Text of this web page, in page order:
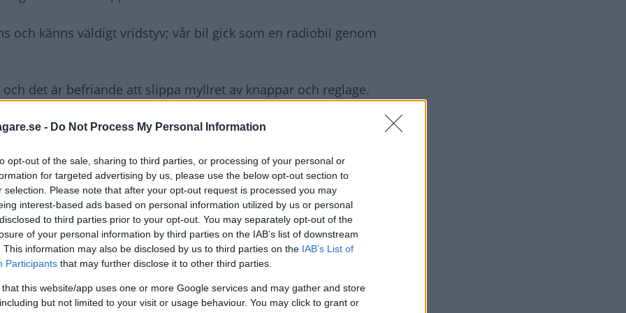
- Do Not Process My Personal Information
opt-out of the sale, sharing to third parties, or processing of your personal or
for targeted advertising by us, please use the below opt-out section to
selection. Please note that after your opt-out request is processed you may
interest-based ads based on personal information utilized by us or personal
to third parties prior to your opt-out. You may separately opt-out of the
of your personal information by third parties on the IAB’s list of downstream
This information may also be disclosed by us to third parties on the IAB’s List of
Participants that may further disclose it to other third parties.
that this website/app uses one or more Google services and may gather and store
but not limited to your visit or usage behaviour. You may click to grant or
och känns väldigt vridstyv; vår bil gick som en radiobil genom
det är befriande att slippa myllret av knappar och reglage.
okej både på längden och på höjden.
bakdörrar.
lagom fasta.
öppning (ståhöjden under luckan är nästan två meter),